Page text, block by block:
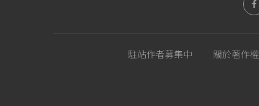
駐站作者募集中 關於著作權